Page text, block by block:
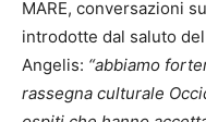
MARE, conversazioni
introdotte dal saluto
Angelis: “abbiamo
rassegna culturale